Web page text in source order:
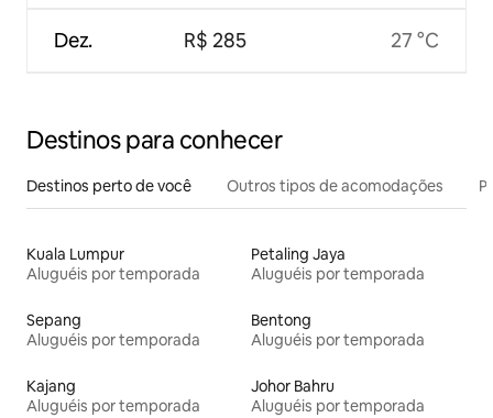
Dez. R$ 285 27 °C
Destinos para conhecer
Destinos perto de você Outros tipos de acomodações
Kuala Lumpur
Aluguéis por temporada
Petaling Jaya
Aluguéis por temporada
Sepang
Aluguéis por temporada
Bentong
Aluguéis por temporada
Kajang
Aluguéis por temporada
Johor Bahru
Aluguéis por temporada